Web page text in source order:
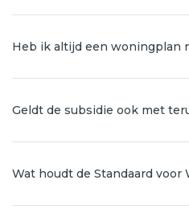
Heb ik altijd een woningplan
Geldt de subsidie ook met
Wat houdt de Standaard voor